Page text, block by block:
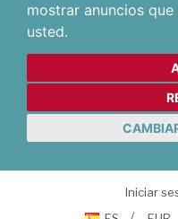
mostrar anuncios
usted.
Iniciar